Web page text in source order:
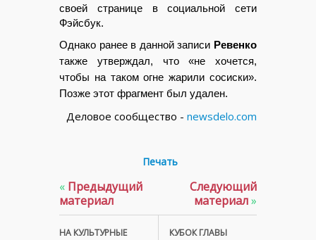
своей странице в социальной сети
Фэйсбук.
Однако ранее в данной записи Ревенко
также утверждал, что «не хочется,
чтобы на таком огне жарили сосиски».
Позже этот фрагмент был удален.
Деловое сообщество - newsdelo.com
Печать
« Предыдущий
материал
НА КУЛЬТУРНЫЕ
Следующий
материал»
КУБОК ГЛАВЫ